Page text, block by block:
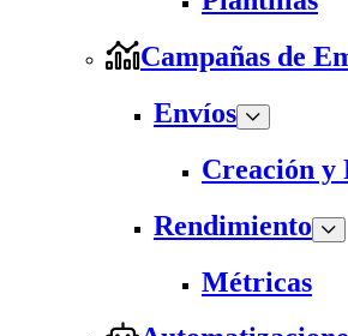
Campañas de
Envíos
Creación y
Rendimiento
Métricas